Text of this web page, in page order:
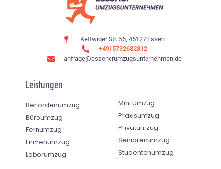
Kettwiger Str. 56, 45127 Essen
+4915792632812
anfrage@essenerumzugsunternehmen.de
Leistungen
Behördenumzug
Büroumzug
Fernumzug
Firmenumzug
Laborumzug
Mini Umzug
Praxisumzug
Privatumzug
Seniorenumzug
Studentenumzug